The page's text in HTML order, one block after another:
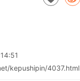
kepushipin/4037.html